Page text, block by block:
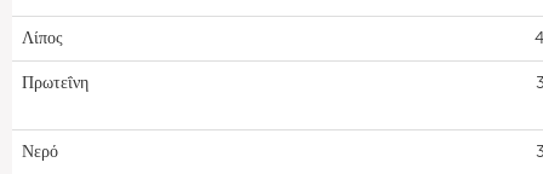
Λίπος
Πρωτεΐνη
Νερό